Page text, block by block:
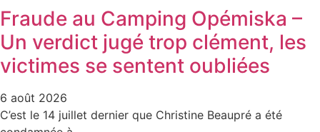
Fraude au Camping Opémiska –
Un verdict jugé trop clément, les
victimes se sentent oubliées
6 août 2026
C’est le 14 juillet dernier que Christine Beaupré a été